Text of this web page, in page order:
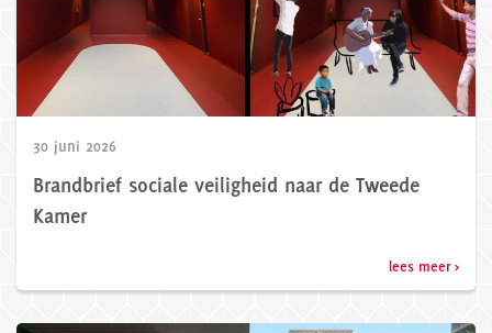
30 juni 2026
Brandbrief sociale veiligheid naar de Tweede
Kamer
lees meer >